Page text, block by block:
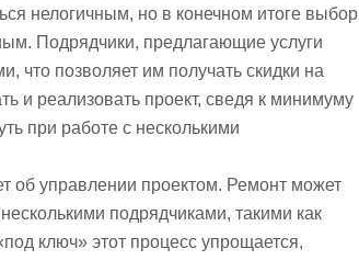
нелогичным, но в конечном итоге выбор
Подрядчики, предлагающие услуги
что позволяет им получать скидки на
и реализовать проект, сведя к минимуму
при работе с несколькими
об управлении проектом. Ремонт может
подрядчиками, такими как
ключ» этот процесс упрощается,